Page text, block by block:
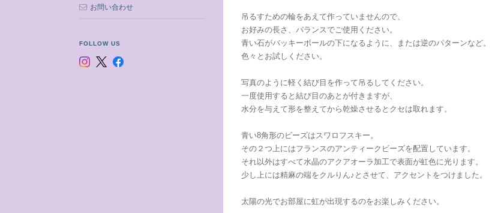
吊るすための輪をあえて作っていませんので、
お好みの長さ、バランスでご使用ください。
青い石がバッキーボールの下になるように、または逆のパターンなど。
色々とお試しください。
写真のように軽く結び目を作って吊るしてください。
一度使用すると結び目のあとが付きますが、
水分を与えて形を整えてから乾燥させるとクセは取れます。
青い8角形のビーズはスワロフスキー。
その２つ上にはフランスのアンティークビーズを配置しています。
それ以外はすべて水晶のアクアオーラ加工で表面が虹色に光ります。
少し上には精麻の端をクルりん♪とさせて、アクセントをつけました。
太陽の光でお部屋に虹が出現するのをお楽しみください。
お問い合わせ
FOLLOW US